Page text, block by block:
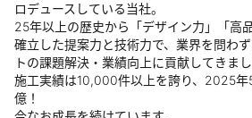
ロデュースしている当社。
25年以上の歴史から「デザイン力」「高
確立した提案力と技術力で、業界を問わ
トの課題解決・業績向上に貢献してきまし
施工実績は10,000件以上を誇り、2025
億！